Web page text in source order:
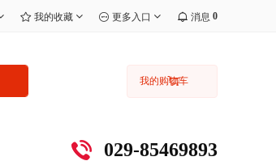
我的收藏 更多入口 消息 0
我的购物车
029-85469893